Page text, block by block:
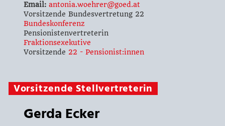
Email: antonia.woehrer@goed.at
Vorsitzende Bundesvertretung 22
Bundeskonferenz
Pensionistenvertreterin
Fraktionsexekutive
Vorsitzende 22 - Pensionist:innen
Vorsitzende Stellvertreterin
Gerda Ecker